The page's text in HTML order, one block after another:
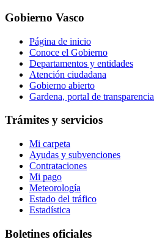
Gobierno Vasco
Página de inicio
Conoce el Gobierno
Departamentos y entidades
Atención ciudadana
Gobierno abierto
Gardena, portal de transparencia
Trámites y servicios
Mi carpeta
Ayudas y subvenciones
Contrataciones
Mi pago
Meteorología
Estado del tráfico
Estadística
Boletines oficiales